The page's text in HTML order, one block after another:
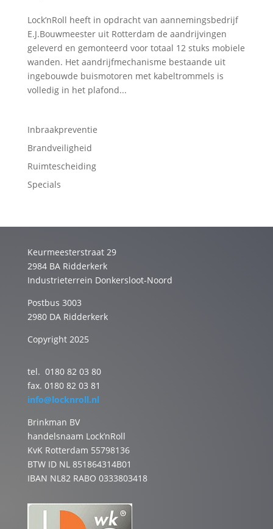
Lock’nRoll heeft in opdracht van aannemingsbedrijf
E.J.Bouwmeester uit Rotterdam de aandrijvingen
geleverd en gemonteerd voor totaal 12 stuks mobiele
wanden. Het aandrijfmechanisme bestaande uit
ingebouwde buismotoren met kabeltrommels is
volledig in het plafond...
Inbraakpreventie
Brandveiligheid
Ruimtescheiding
Specials
Keurmeesterstraat 29
2984 BA Ridderkerk
Industrieterrein Donkersloot-Noord
Postbus 3003
2980 DA Ridderkerk
Copyright 2025
tel. 0180 82 03 80
fax. 0180 82 03 81
info@locknroll.nl
Brinkman BV
handelsnaam Lock’nRoll
KvK Rotterdam 55798136
BTW ID NL 851864314B01
IBAN NL82 RABO 0333803418